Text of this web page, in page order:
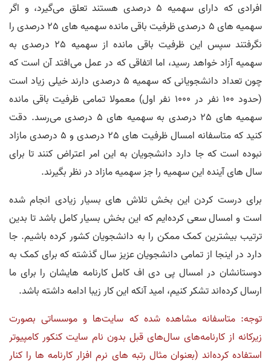
افرادی که دارای سهمیه 5 درصدی هستند تعلق می‌گیرد، و اگر
سهمیه های 5 درصدی ظرفیت باقی مانده سهمیه های 25 درصدی را
نگرفتند سپس این ظرفیت باقی مانده از سهمیه 25 درصدی به
سهمیه آزاد خواهد رسید، اما اتفاقی که در عمل می‌افتد آن است که
چون تعداد دانشجویانی که سهمیه 5 درصدی دارند خیلی زیاد است
(حدود 100 نفر در 1000 نفر اول) معمولا تمامی ظرفیت باقی مانده
سهمیه های 25 درصدی به سهمیه های 5 درصدی می‌رسد. دقت
کنید که متاسفانه امسال ظرفیت های 25 درصدی و 5 درصدی مازاد
نبوده است که جا دارد دانشجویان به این امر اعتراض کنند تا برای
سال های آینده این سهمیه را جز سهمیه مازاد در نظر بگیرند.
برای درست کردن این بخش تلاش های بسیار زیادی انجام شده
است و امسال سعی کرده‌ایم که این بخش بسیار کامل باشد تا بدین
ترتیب بیشترین کمک ممکن را به دانشجویان کشور کرده باشیم. جا
دارد در اینجا از تمامی دانشجویان عزیز سال گذشته که برای کمک به
دوستانشان در امسال پی دی اف کامل کارنامه هایشان را برای ما
ارسال کرده‌اند تشکر کنیم، امید آنکه این کار زیبا ادامه داشته باشد.
توجه: متاسفانه مشاهده شده که سایت‌ها و موسساتی بصورت
زیرکانه از کارنامه‌های سال‌های قبل بدون نام سایت کنکور کامپیوتر
استفاده کرده‌اند (بعنوان مثال رتبه های نرم افزار کارنامه ها را کنار